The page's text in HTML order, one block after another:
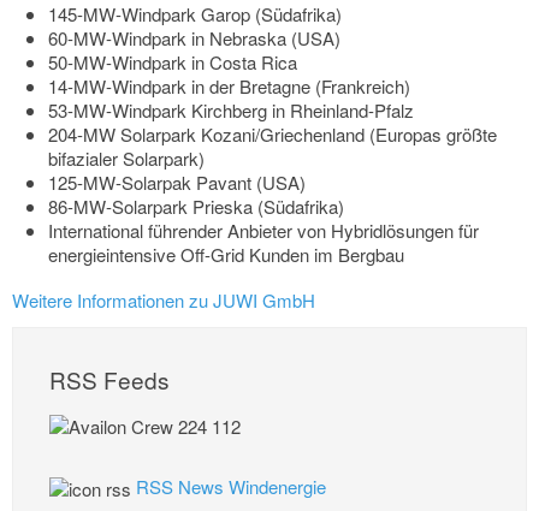
145-MW-Windpark Garop (Südafrika)
60-MW-Windpark in Nebraska (USA)
50-MW-Windpark in Costa Rica
14-MW-Windpark in der Bretagne (Frankreich)
53-MW-Windpark Kirchberg in Rheinland-Pfalz
204-MW Solarpark Kozani/Griechenland (Europas größte
bifazialer Solarpark)
125-MW-Solarpak Pavant (USA)
86-MW-Solarpark Prieska (Südafrika)
International führender Anbieter von Hybridlösungen für
energieintensive Off-Grid Kunden im Bergbau
Weitere Informationen zu JUWI GmbH
RSS Feeds
RSS News Windenergie